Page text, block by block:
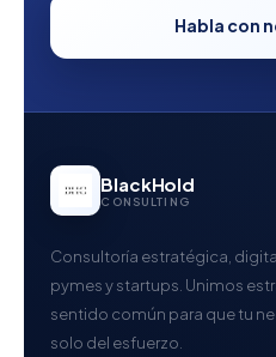
Habla con
BlackHold
CONSULTING
Consultoría estratégica,
pymes y startups. Unimos
sentido común para que tu
solo del esfuerzo.